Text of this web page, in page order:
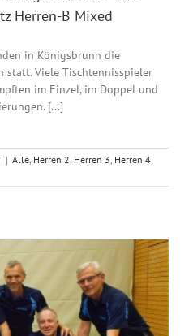
Herren-B Mixed
in Königsbrunn die
statt. Viele Tischtennisspieler
im Einzel, im Doppel und
[...]
| Alle, Herren 2, Herren 3, Herren 4